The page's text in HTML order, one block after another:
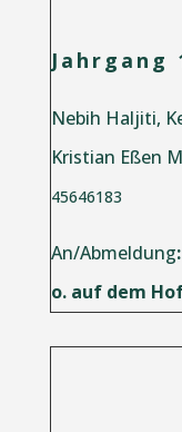
Jahrgang
Nebih Haljiti,
Kristian Eßen
45646183
An/Abmeldung
o. auf dem